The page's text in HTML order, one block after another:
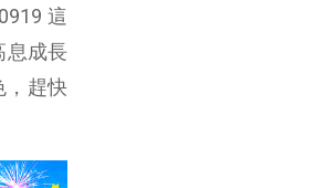
這
息成長
，趕快